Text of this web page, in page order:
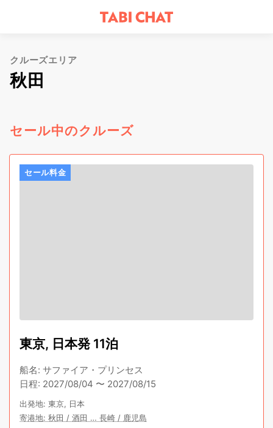
クルーズエリア
秋田
セール中のクルーズ
セール料金
東京, 日本発 11泊
船名: サファイア・プリンセス
日程: 2027/08/04 〜 2027/08/15
出発地: 東京, 日本
寄港地: 秋田 / 酒田 … 長崎 / 鹿児島